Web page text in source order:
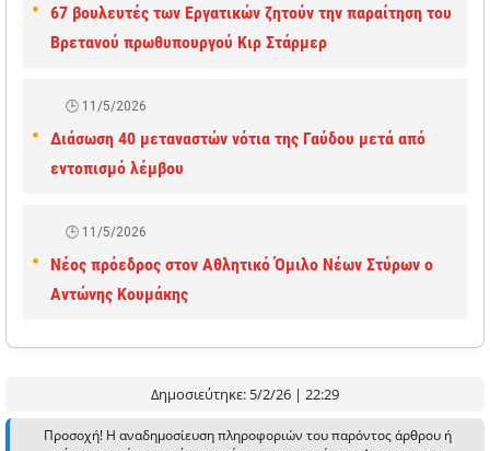
67 βουλευτές των Εργατικών ζητούν την παραίτηση του
Βρετανού πρωθυπουργού Κιρ Στάρμερ
11/5/2026
Διάσωση 40 μεταναστών νότια της Γαύδου μετά από
εντοπισμό λέμβου
11/5/2026
Νέος πρόεδρος στον Αθλητικό Όμιλο Νέων Στύρων ο
Αντώνης Κουμάκης
Δημοσιεύτηκε: 5/2/26 | 22:29
Προσοχή! Η αναδημοσίευση πληροφοριών του παρόντος άρθρου ή